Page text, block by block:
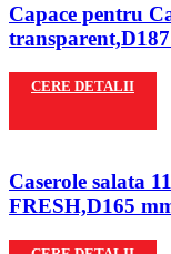
Capace pentru
CERE DETALII
Caserole salata
FRESH,D165